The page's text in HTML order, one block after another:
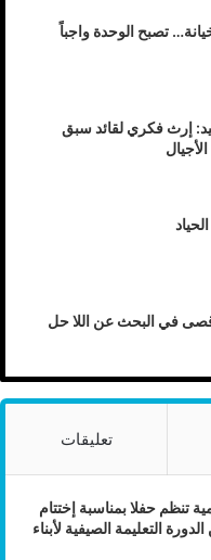
تصبح الوحدة واجباً
إرث فكري لقائد سبق
في البحث عن اللا حل
تعليقات
تنظم حفلا بمناسبة إختتام
التعليمة الصيفية لأبناء